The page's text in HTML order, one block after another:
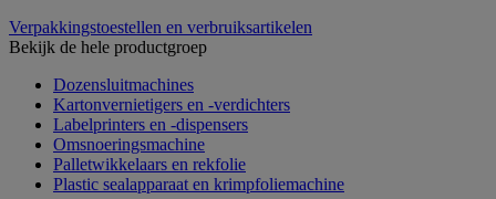
Verpakkingstoestellen en verbruiksartikelen
Bekijk de hele productgroep
Dozensluitmachines
Kartonvernietigers en -verdichters
Labelprinters en -dispensers
Omsnoeringsmachine
Palletwikkelaars en rekfolie
Plastic sealapparaat en krimpfoliemachine